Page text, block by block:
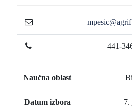
441-
Naučna oblast
Datum izbora 7.